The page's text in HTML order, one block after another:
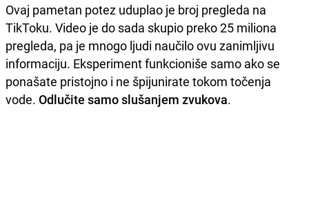
Ovaj pametan potez uduplao je broj pregleda na
TikToku. Video je do sada skupio preko 25 miliona
pregleda, pa je mnogo ljudi naučilo ovu zanimljivu
informaciju. Eksperiment funkcioniše samo ako se
ponašate pristojno i ne špijunirate tokom točenja
vode. Odlučite samo slušanjem zvukova.